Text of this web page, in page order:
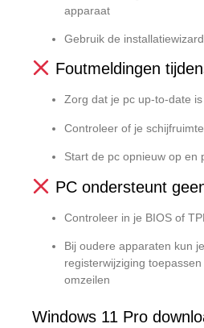
apparaat
Gebruik de
Foutmeldingen
Zorg dat je pc up-to-date is
Controleer of je
Start de pc opnieuw op en
PC ondersteunt
Controleer in je BIOS of
Bij oudere apparaten kun
registerwijziging
omzeilen
Windows 11 Pro